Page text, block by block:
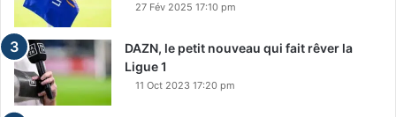
27 Fév 2025 17:10 pm
DAZN, le petit nouveau qui fait rêver la
Ligue 1
11 Oct 2023 17:20 pm